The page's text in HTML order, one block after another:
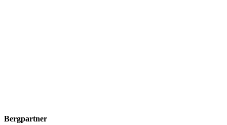
Bergpartner